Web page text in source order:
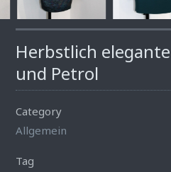
Herbstlich
und Petrol
Category
Allgemein
Tag